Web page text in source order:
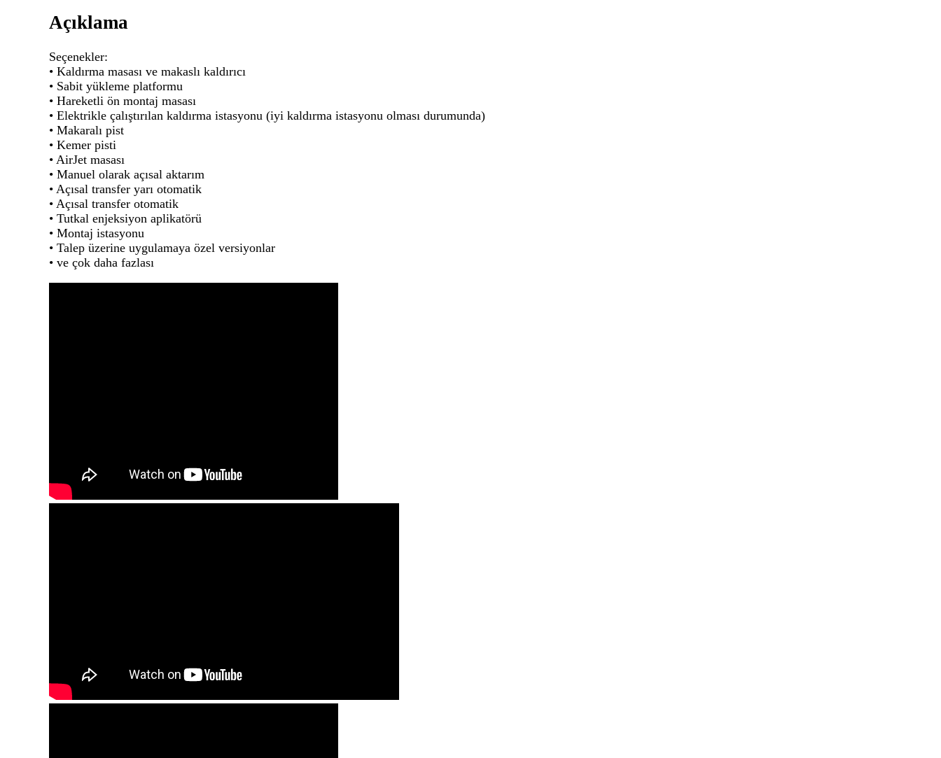
Açıklama
Seçenekler:
• Kaldırma masası ve makaslı kaldırıcı
• Sabit yükleme platformu
• Hareketli ön montaj masası
• Elektrikle çalıştırılan kaldırma istasyonu (iyi kaldırma istasyonu olması durumunda)
• Makaralı pist
• Kemer pisti
• AirJet masası
• Manuel olarak açısal aktarım
• Açısal transfer yarı otomatik
• Açısal transfer otomatik
• Tutkal enjeksiyon aplikatörü
• Montaj istasyonu
• Talep üzerine uygulamaya özel versiyonlar
• ve çok daha fazlası